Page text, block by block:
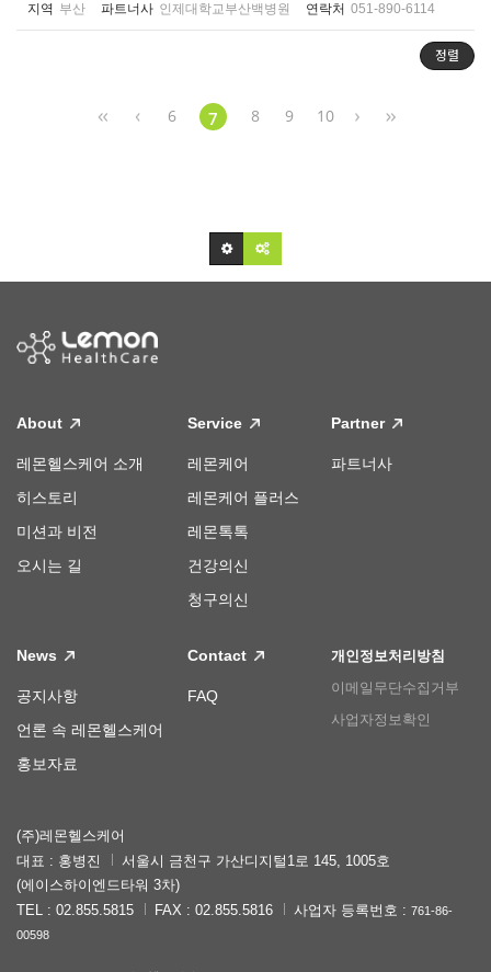
지역 부산 파트너사 인제대학교부산백병원 연락처 051-890-6114
정렬
6 7 8 9 10
About
레몬헬스케어 소개
히스토리
미션과 비전
오시는 길
Service
레몬케어
레몬케어 플러스
레몬톡톡
건강의신
청구의신
Partner
파트너사
News
공지사항
언론 속 레몬헬스케어
홍보자료
Contact
FAQ
개인정보처리방침
이메일무단수집거부
사업자정보확인
(주)레몬헬스케어
대표 : 홍병진
서울시 금천구 가산디지털1로 145, 1005호
(에이스하이엔드타워 3차)
TEL : 02.855.5815
FAX : 02.855.5816 사업자 등록번호 : 761-86-
00598